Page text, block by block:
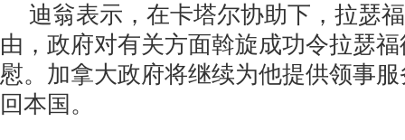
迪翁表示，在卡塔尔协助下，拉瑟
由，政府对有关方面斡旋成功令拉瑟
慰。加拿大政府将继续为他提供领事
回本国。